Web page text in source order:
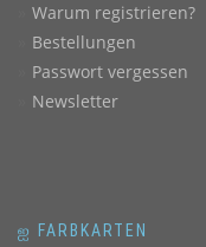
Warum registrieren?
Bestellungen
Passwort vergessen
Newsletter
ஐ FARBKARTEN